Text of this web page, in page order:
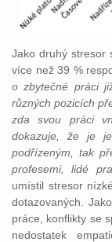
Jako druhý stresor
více než 39 %
o zbytečné práci
různých pozicích
zda svou práci
dokazuje, že je
podřízeným, tak
profesemi, lidé
umístil stresor
dotazovaných.
práce, konflikty se
nedostatek